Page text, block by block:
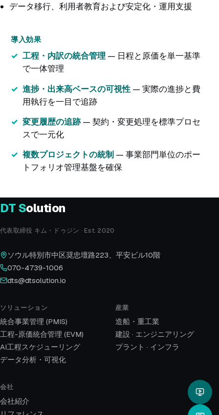
データ移行、利用者教育および安定化・運用支援
導入効果
工程・内訳の統合管理 — 日程と原価を単一基準
で一体管理
進捗・出来高ベースの可視性 — 実際の進捗と費
用執行を一目で追跡
変更履歴の追跡— 契約・変更処理を標準プロセ
スで一元化
複数プロジェクトの統制 — 事業部門単位のポー
トフォリオ管理基盤を確保
DTSolution
代表取締役 キム・ドゥジン · Est. 2020
ソウル特別市中区奨忠壇路223、平安ビル10階
070-4739-1006
dts@dtsolution.io
ソリューション
統合事業管理 (PMIS)
工程-原価統合管理 (EVM)
AI工程スケジューリング
データ分析・可視化
産業
造船・重工業
建設 · エンジニアリング
プラント · インフラ
会社
会社紹介